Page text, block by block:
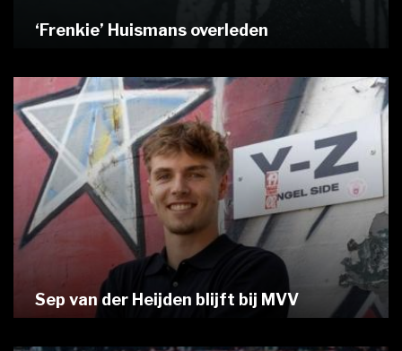
‘Frenkie’ Huismans overleden
Sep van der Heijden blijft bij MVV